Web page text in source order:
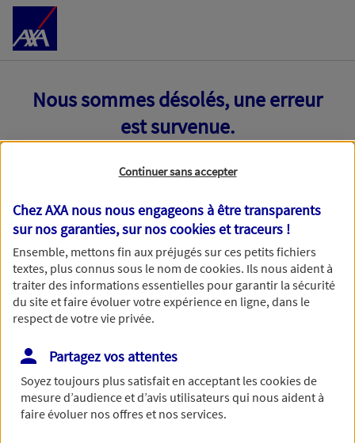
Accéder au Contenu
Nous sommes désolés, une erreur
est survenue.
Toutes nos excuses, une erreur technique nous empêche
de traiter votre demande. N'hésitez pas à rafraichir ce
formulaire dans quelques minutes.
Continuer sans accepter
Chez AXA nous nous engageons à être transparents
sur nos garanties, sur noscookies et traceurs !
Ensemble, mettons fin aux préjugés sur ces petits fichiers
textes, plus connus sous le nom decookies. Ils nous aident à
traiter des informations essentielles pour garantir la sécurité
du site et faire évoluer votre expérience en ligne, dans le
respect de votre vie privée.
Partagez vos attentes
Soyez toujours plus satisfait en acceptant lescookiesde
mesure d’audience et d’avis utilisateurs qui nous aident à
faire évoluer nos offres et nos services.